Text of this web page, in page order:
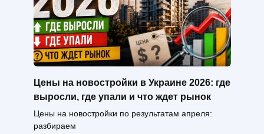
Цены на новостройки в Украине 2026: где
выросли, где упали и что ждет рынок
Цены на новостройки по результатам апреля:
разбираем